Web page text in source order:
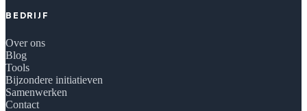
BEDRIJF
Over ons
Blog
Tools
Bijzondere initiatieven
Samenwerken
Contact